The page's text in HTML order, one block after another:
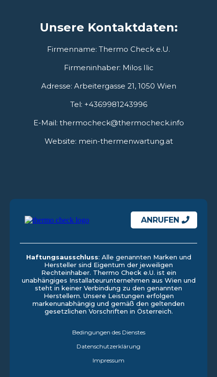
Unsere Kontaktdaten:
Firmenname: Thermo Check e.U.
Firmeninhaber: Milos Ilic
Adresse: Arbeitergasse 21, 1050 Wien
Tel: +4369981243996
E-Mail: thermocheck@thermocheck.info
Website: mein-thermenwartung.at
ANRUFEN
Haftungsausschluss: Alle genannten Marken und
Hersteller sind Eigentum der jeweiligen
Rechteinhaber. Thermo Check e.U. ist ein
unabhängiges Installateurunternehmen aus Wien und
steht in keiner Verbindung zu den genannten
Herstellern. Unsere Leistungen erfolgen
markenunabhängig und gemäß den geltenden
gesetzlichen Vorschriften in Österreich.
Bedingungen des Dienstes
Datenschutzerklärung
Impressum